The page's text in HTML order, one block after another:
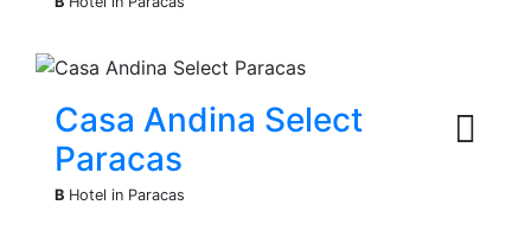
Casa Andina Select
Paracas
B Hotel in Paracas